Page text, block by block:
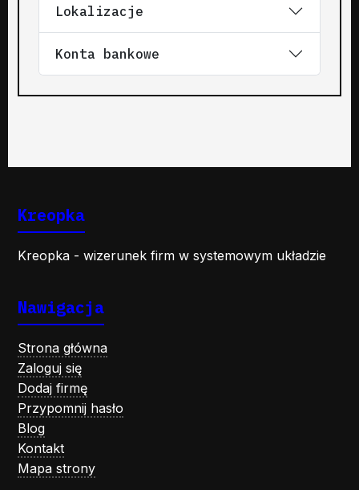
Lokalizacje
Konta bankowe
Kreopka
Kreopka - wizerunek firm w systemowym układzie
Nawigacja
Strona główna
Zaloguj się
Dodaj firmę
Przypomnij hasło
Blog
Kontakt
Mapa strony